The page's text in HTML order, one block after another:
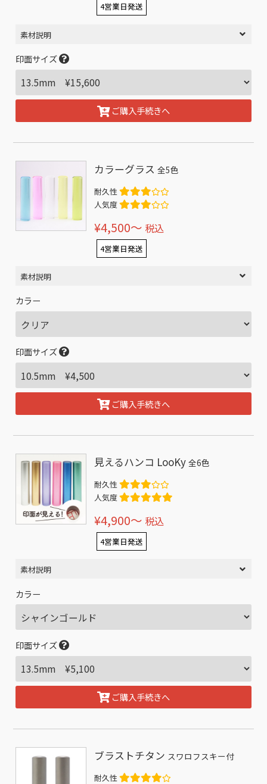
4営業日発送
素材説明
印面サイズ
ご購入手続きへ
カラーグラス全5色
耐久性
人気度
¥4,500〜 税込
4営業日発送
素材説明
カラー
印面サイズ
ご購入手続きへ
見えるハンコ LooKy全6色
耐久性
人気度
¥4,900〜 税込
4営業日発送
素材説明
カラー
印面サイズ
ご購入手続きへ
ブラストチタン スワロフスキー付
耐久性